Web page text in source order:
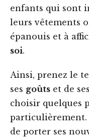
enfants qui sont
leurs vêtements
épanouis et à
soi.
Ainsi, prenez le
ses goûts et de ses
choisir quelques
particulièrement.
de porter ses